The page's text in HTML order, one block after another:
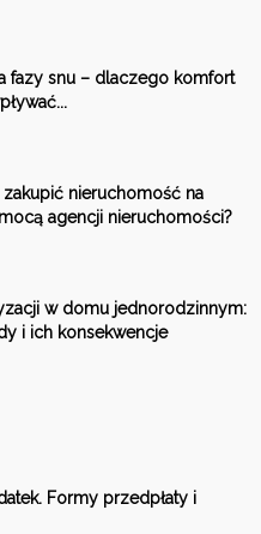
fazy snu – dlaczego komfort
nieruchomość na
agencji nieruchomości?
w domu jednorodzinnym:
i ich konsekwencje
Formy przedpłaty i